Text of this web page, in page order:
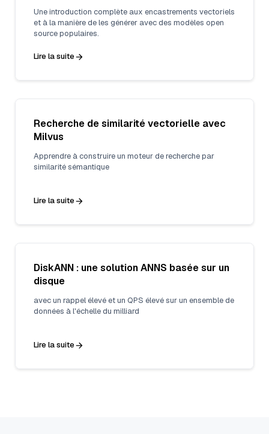
Une introduction complète aux encastrements vectoriels
et à la manière de les générer avec des modèles open
source populaires.
Lire la suite
Recherche de similarité vectorielle avec
Milvus
Apprendre à construire un moteur de recherche par
similarité sémantique
Lire la suite
DiskANN : une solution ANNS basée sur un
disque
avec un rappel élevé et un QPS élevé sur un ensemble de
données à l'échelle du milliard
Lire la suite